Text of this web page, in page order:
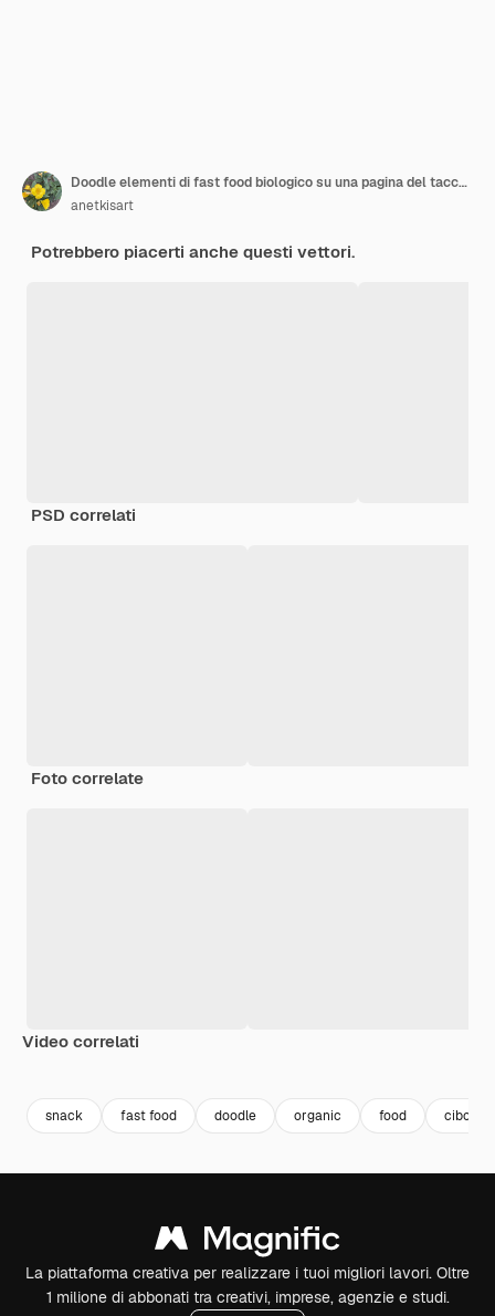
Doodle elementi di fast food biologico su una pagina del taccuino. Stile disegnato a mano
anetkisart
Potrebbero piacerti anche questi vettori.
PSD correlati
Foto correlate
Video correlati
snack fast food doodle organic food cibo
La piattaforma creativa per realizzare i tuoi migliori lavori. Oltre
1 milione di abbonati tra creativi, imprese, agenzie e studi.